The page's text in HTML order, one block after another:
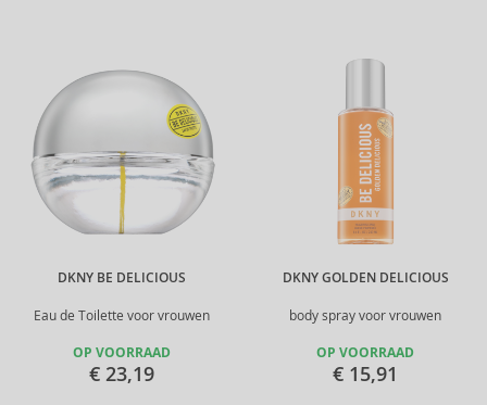
DKNY BE DELICIOUS
Eau de Toilette voor vrouwen
OP VOORRAAD
€ 23,19
DKNY GOLDEN DELICIOUS
body spray voor vrouwen
OP VOORRAAD
€ 15,91